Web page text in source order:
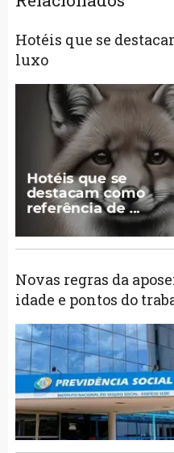
Hotéis que se
luxo
Novas regras da
idade e pontos do